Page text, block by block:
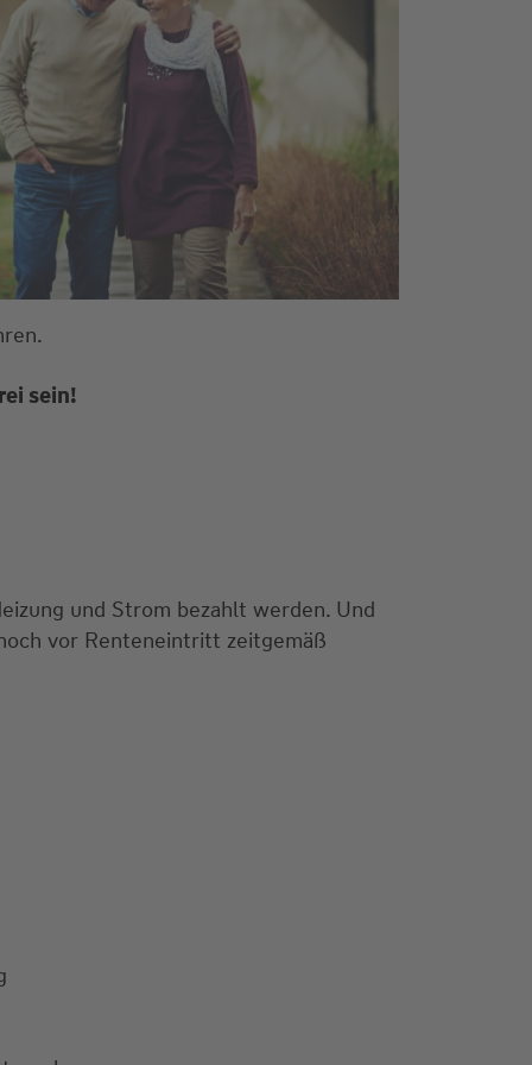
sein!
und Strom bezahlt werden. Und
vor Renteneintritt zeitgemäß